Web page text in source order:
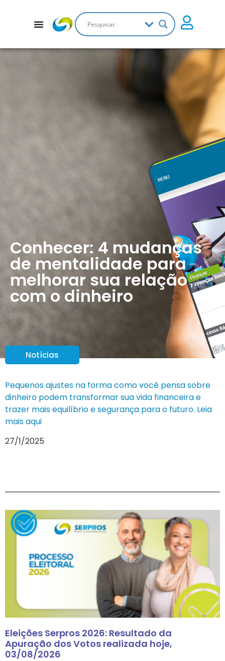
Conhecer: 4 mudanças
de mentalidade para
melhorar sua relação
com o dinheiro
Notícias
Pequenos ajustes na forma como você pensa sobre
dinheiro podem transformar sua vida financeira e
trazer mais equilíbrio e segurança para o futuro. Leia
mais aqui
27/1/2025
Eleições Serpros 2026: Resultado da
Apuração dos Votos realizada hoje,
03/08/2026